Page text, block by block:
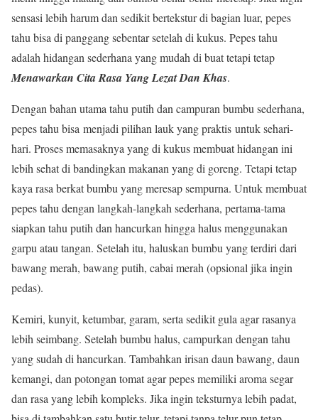
sensasi lebih harum dan sedikit bertekstur di bagian luar, pepes
tahu bisa di panggang sebentar setelah di kukus. Pepes tahu
adalah hidangan sederhana yang mudah di buat tetapi tetap
Menawarkan Cita Rasa Yang Lezat Dan Khas.
Dengan bahan utama tahu putih dan campuran bumbu sederhana,
pepes tahu bisa menjadi pilihan lauk yang praktis untuk sehari-
hari. Proses memasaknya yang di kukus membuat hidangan ini
lebih sehat di bandingkan makanan yang di goreng. Tetapi tetap
kaya rasa berkat bumbu yang meresap sempurna. Untuk membuat
pepes tahu dengan langkah-langkah sederhana, pertama-tama
siapkan tahu putih dan hancurkan hingga halus menggunakan
garpu atau tangan. Setelah itu, haluskan bumbu yang terdiri dari
bawang merah, bawang putih, cabai merah (opsional jika ingin
pedas).
Kemiri, kunyit, ketumbar, garam, serta sedikit gula agar rasanya
lebih seimbang. Setelah bumbu halus, campurkan dengan tahu
yang sudah di hancurkan. Tambahkan irisan daun bawang, daun
kemangi, dan potongan tomat agar pepes memiliki aroma segar
dan rasa yang lebih kompleks. Jika ingin teksturnya lebih padat,